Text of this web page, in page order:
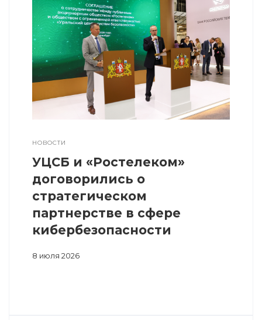
НОВОСТИ
УЦСБ и «Ростелеком»
договорились о
стратегическом
партнерстве в сфере
кибербезопасности
8 июля 2026